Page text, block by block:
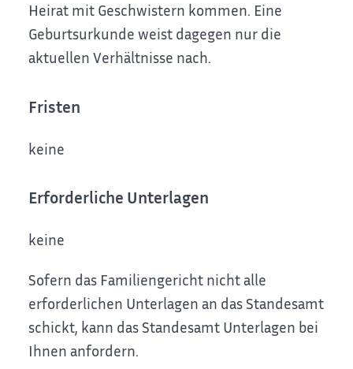
Heirat mit Geschwistern kommen. Eine
Geburtsurkunde weist dagegen nur die
aktuellen Verhältnisse nach.
Fristen
keine
Erforderliche Unterlagen
keine
Sofern das Familiengericht nicht alle
erforderlichen Unterlagen an das Standesamt
schickt, kann das Standesamt Unterlagen bei
Ihnen anfordern.